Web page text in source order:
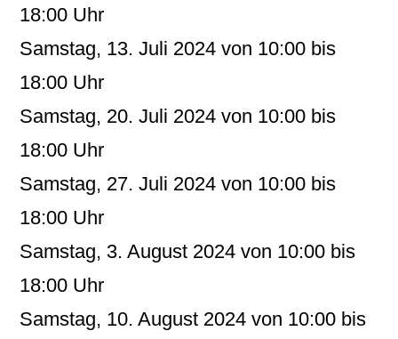
18:00 Uhr
Samstag, 13. Juli 2024 von 10:00 bis
18:00 Uhr
Samstag, 20. Juli 2024 von 10:00 bis
18:00 Uhr
Samstag, 27. Juli 2024 von 10:00 bis
18:00 Uhr
Samstag, 3. August 2024 von 10:00 bis
18:00 Uhr
Samstag, 10. August 2024 von 10:00 bis